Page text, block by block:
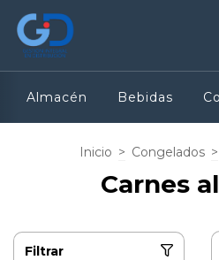
Almacén Bebidas
Inicio > Congelados >
Carnes
Filtrar